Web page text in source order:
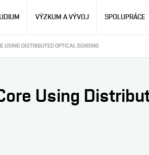
VÝZKUM A VÝVOJ SPOLUPRÁCE
USING DISTRIBUTED OPTICAL SENSING
Using